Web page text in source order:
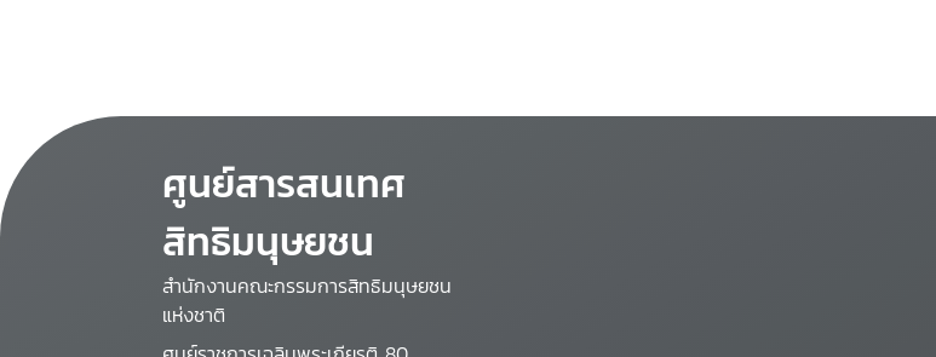
ศูนย์สารสนเทศ
สิทธิมนุษยชน
สำนักงานคณะกรรมการสิทธิมนุษยชน
แห่งชาติ